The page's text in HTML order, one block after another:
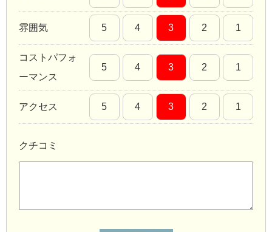
雰囲気 5 4 3 2 1
コストパフォ
ーマンス
5 4 3 2 1
アクセス 5 4 3 2 1
クチコミ